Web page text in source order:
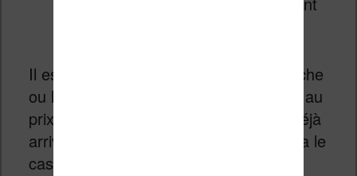
Il est aussi probable qu’un jour (dimanche
ou lundi?), on retrouve les 300 ebooks au
prix de 0,99€ en même temps. C’est déjà
arrivé, mais on ne sait jamais si ce sera le
cas ou non.